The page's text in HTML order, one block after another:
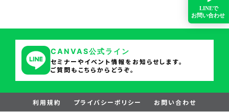
CANVAS公式ライン
セミナーやイベント情報をお知らせします。
ご質問もこちらからどうぞ。
利用規約 プライバシーポリシー お問い合わせ